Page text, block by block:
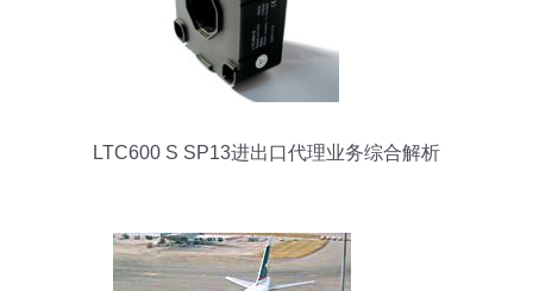
LTC600 S SP13进出口代理业务综合解析